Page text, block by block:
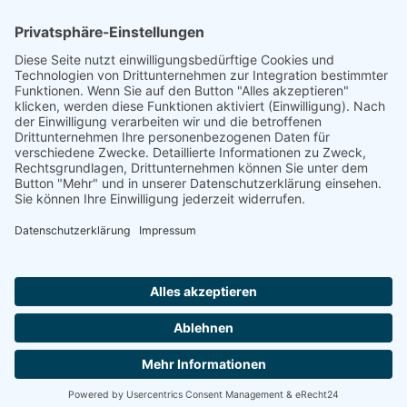
Footer
Cookie-Einstellungen Datenschutz
Impressum
intern
by